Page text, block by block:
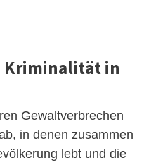
Kriminalität in
Gewaltverbrechen
in denen zusammen
lebt und die